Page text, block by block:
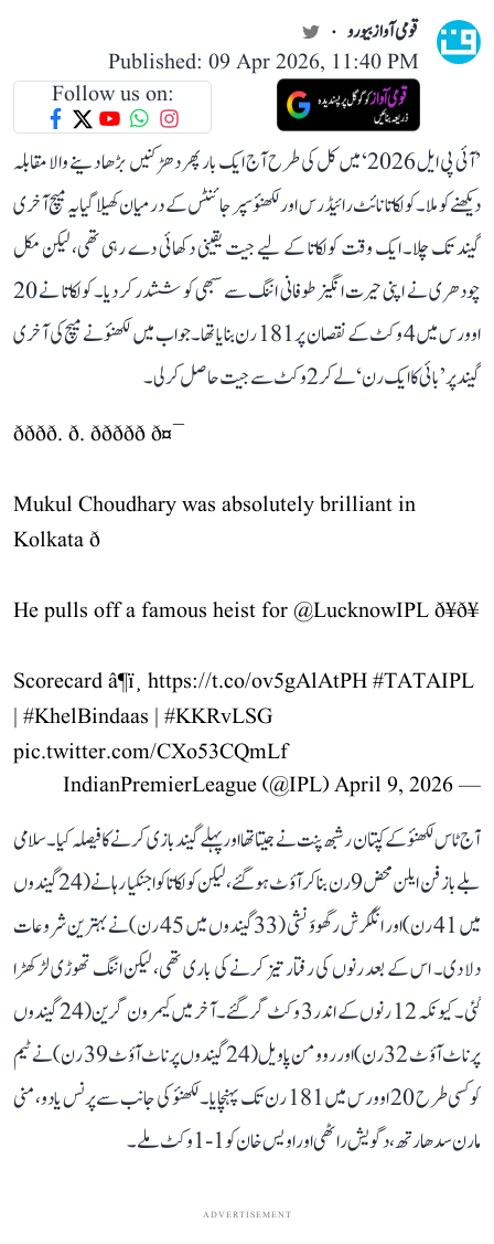
قومی آواز بیورو
Published: 09 Apr 2026, 11:40 PM
Follow us on:
’آئی پی ایل 2026‘ میں کل کی طرح آج ایک بار پھر دھڑکنیں بڑھا دینے والا مقابلہ
دیکھنے کو ملا۔ کولکاتا نائٹ رائیڈرس اور لکھنؤ سپر جائنٹس کے درمیان کھیلا گیا یہ میچ آخری
گیند تک چلا۔ ایک وقت کولکاتا کے لیے جیت یقینی دکھائی دے رہی تھی، لیکن مکل
چودھری نے اپنی حیرت انگیز طوفانی اننگ سے سبھی کو ششدر کر دیا۔ کولکاتا نے 20
اوورس میں 4 وکٹ کے نقصان پر 181 رن بنایا تھا۔ جواب میں لکھنؤ نے میچ کی آخری
گیند پر ’بائی کا ایک رن‘ لے کر 2 وکٹ سے جیت حاصل کر لی۔
ðððð. ð. ððððð ð¤¯
Mukul Choudhary was absolutely brilliant in
Kolkata ð
He pulls off a famous heist for @LucknowIPLð¥ð¥
Scorecard â¶ï¸ https://t.co/ov5gAlAtPH#TATAIPL
| #KhelBindaas | #KKRvLSG
pic.twitter.com/CXo53CQmLf
— IndianPremierLeague (@IPL)
April 9, 2026
آج ٹاس لکھنؤ کے کپتان رشبھ پنت نے جیتا تھا اور پہلے گیندبازی کرنے کا فیصلہ کیا۔ سلامی
بلے باز فن ایلن محض 9 رن بنا کر آؤٹ ہو گئے، لیکن کولکاتا کو اجنکیا رہانے (24 گیندوں
میں 41 رن) اور انگکرش رگھووَنشی (33 گیندوں میں 45 رن) نے بہترین شروعات
دلا دی۔ اس کے بعد رنوں کی رفتار تیز کرنے کی باری تھی، لیکن اننگ تھوڑی لڑکھڑا
گئی۔ کیونکہ 12 رنوں کے اندر 3 وکٹ گر گئے۔ آخر میں کیمرون گرین (24 گیندوں
پر ناٹ آؤٹ 32 رن) اور روومن پاویل (24 گیندوں پر ناٹ آؤٹ 39 رن) نے ٹیم
کو کسی طرح 20 اوورس میں 181 رن تک پہنچایا۔ لکھنؤ کی جانب سے پرنس یادو، منی
مارن سدھارتھ، دگویش راٹھی اور اویس خان کو 1-1 وکٹ ملے۔
ADVERTISEMENT